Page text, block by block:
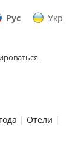
Рус Укр
| Отели |